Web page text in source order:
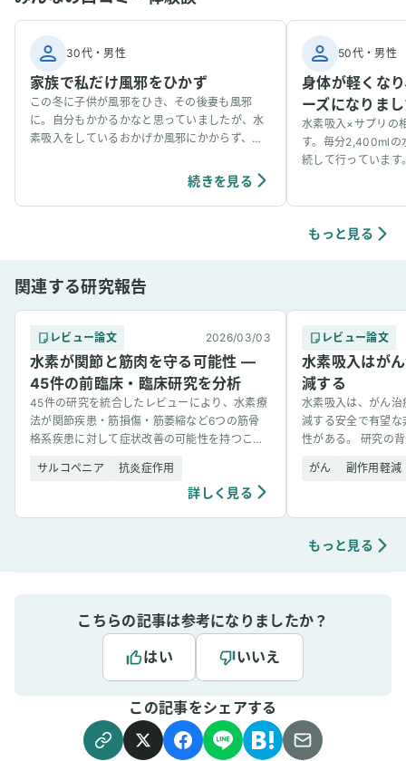
30代・男性
家族で私だけ風邪をひかず
この冬に子供が風邪をひき、その後妻も風邪
に。自分もかかるかなと思っていましたが、水
素吸入をしているおかげか風邪にかからず、無
続きを見る
50代・男性
身体が軽くな
ーズになりま
水素吸入×サプリの
す。毎分2,400mlの
続して行っていま
たのです。さらに
期的に測定してい
が正常値に戻りま
化・抗糖化作用が
信しています。お
せんが、髪の毛の
りはじめました。
は、単なる“リラッ
もっと見る
関連する研究報告
レビュー論文 2026/03/03
水素が関節と筋肉を守る可能性 ―
45件の前臨床・臨床研究を分析
45件の研究を統合したレビューにより、水素療
法が関節疾患・筋損傷・筋萎縮など6つの筋骨
格系疾患に対して症状改善の可能性を持つこと
サルコペニア
抗炎症作用
詳しく見る
レビュー論文
水素吸入はが
減する
水素吸入は、がん
減する安全で有望
性がある。 研究の
準治療法であるが
がん 副作用軽減
もっと見る
こちらの記事は参考になりましたか？
はい
いいえ
この記事をシェアする